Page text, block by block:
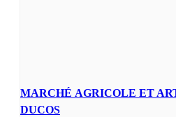
MARCHÉ AGRICOLE ET
DUCOS